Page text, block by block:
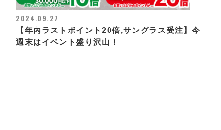
2024.09.27
【年内ラストポイント20倍,サングラス受注】今
週末はイベント盛り沢山！